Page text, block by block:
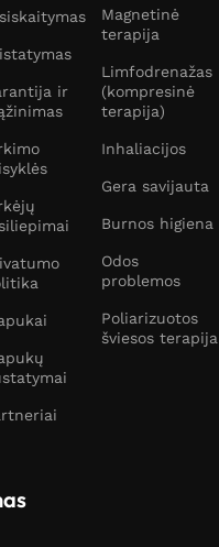
ir
Magnetinė
terapija
Limfodrenažas
(kompresinė
terapija)
Inhaliacijos
Gera savijauta
Burnos higiena
Odos
problemos
Poliarizuotos
šviesos terapija